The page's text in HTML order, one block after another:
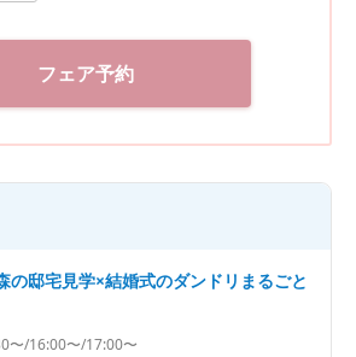
フェア予約
の邸宅見学×結婚式のダンドリまるごと
〜/16:00〜/17:00〜